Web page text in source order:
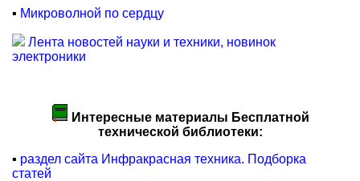
▪ Микроволной по сердцу
Лента новостей науки и техники, новинок
электроники
Интересные материалы Бесплатной
технической библиотеки:
▪ раздел сайта Инфракрасная техника. Подборка
статей